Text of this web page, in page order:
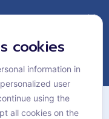
Hospital
cookies
information in
user
using the
all cookies on the